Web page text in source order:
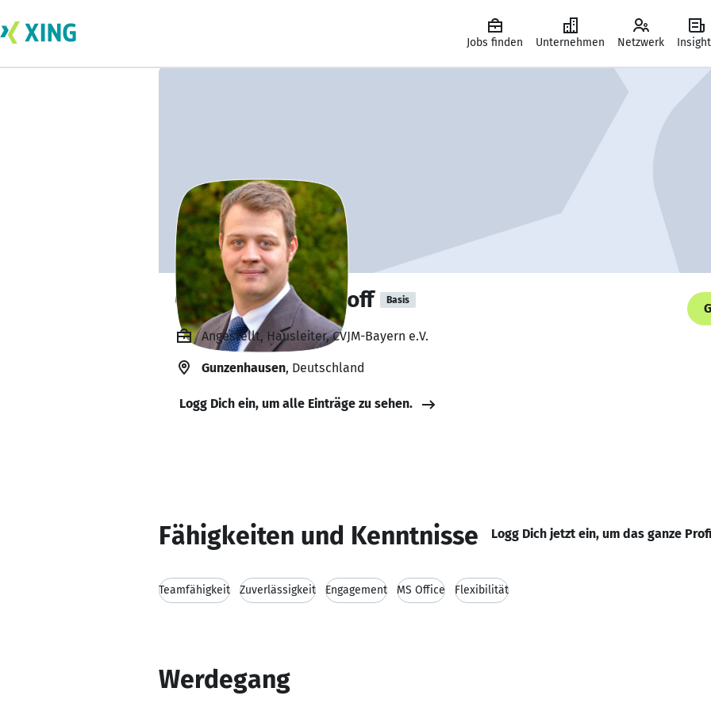
Jobs finden Unternehmen Netzwerk
Clemens Winterhoff Basis
Angestellt, Hausleiter, CVJM-Bayern e.V.
Gunzenhausen, Deutschland
Logg Dich ein, um alle Einträge zu sehen.
Fähigkeiten und Kenntnisse Logg Dich jetzt ein, um das ganze
Teamfähigkeit Zuverlässigkeit Engagement MS Office Flexibilität
Werdegang